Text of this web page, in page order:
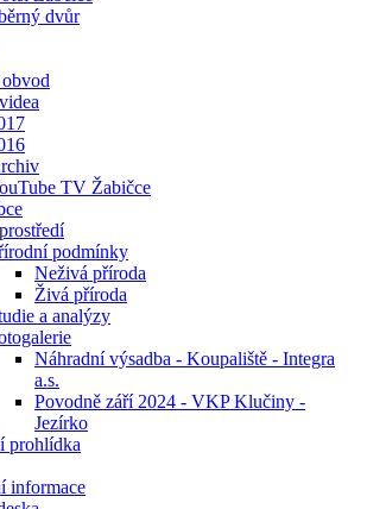
dvůr
TV Žabičce
podmínky
Neživá příroda
Živá příroda
a analýzy
Náhradní výsadba - Koupaliště - Integra
a.s.
Povodně září 2024 - VKP Klučiny -
Jezírko
prohlídka
informace